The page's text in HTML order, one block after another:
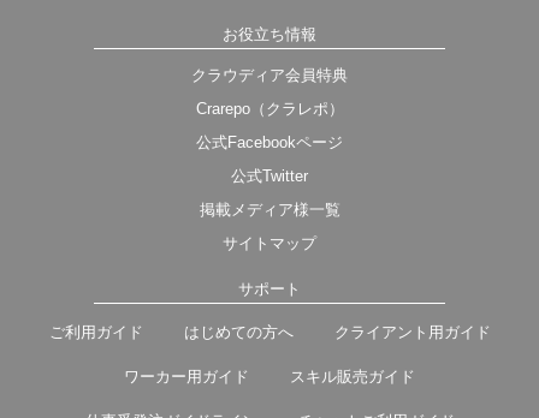
お役立ち情報
クラウディア会員特典
Crarepo（クラレポ）
公式Facebookページ
公式Twitter
掲載メディア様一覧
サイトマップ
サポート
ご利用ガイド はじめての方へ クライアント用ガイド
ワーカー用ガイド スキル販売ガイド